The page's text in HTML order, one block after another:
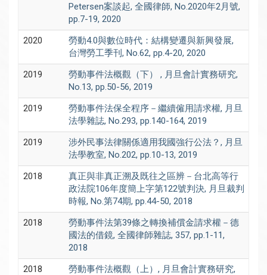
Petersen案談起, 全國律師, No.2020年2月號,
pp.7-19, 2020
2020
勞動4.0與數位時代：結構變遷與新興發展,
台灣勞工季刊, No.62, pp.4-20, 2020
2019
勞動事件法概觀（下） , 月旦會計實務研究,
No.13, pp.50-56, 2019
2019
勞動事件法保全程序－繼續僱用請求權, 月旦
法學雜誌, No.293, pp.140-164, 2019
2019
涉外民事法律關係適用我國強行公法？, 月旦
法學教室, No.202, pp.10-13, 2019
2018
真正與非真正溯及既往之區辨－台北高等行
政法院106年度簡上字第122號判決, 月旦裁判
時報, No.第74期, pp.44-50, 2018
2018
勞動事件法第39條之轉換補償金請求權－德
國法的借鏡, 全國律師雜誌, 357, pp.1-11,
2018
2018
勞動事件法概觀（上）, 月旦會計實務研究,